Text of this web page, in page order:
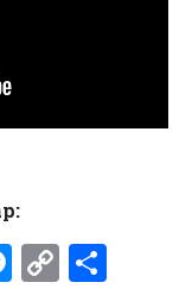
Copy